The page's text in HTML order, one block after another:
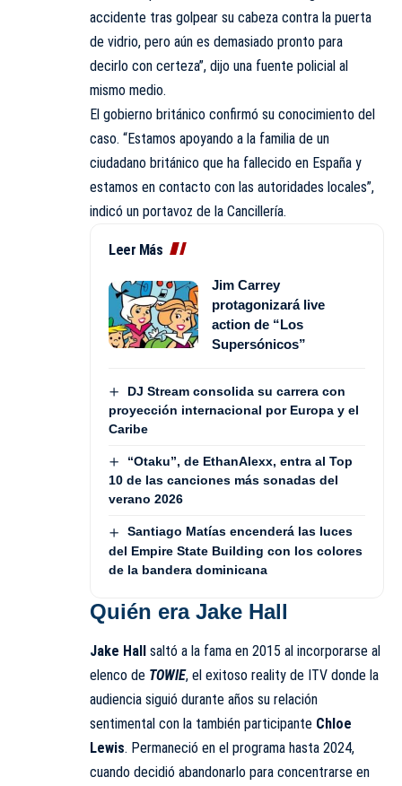
accidente tras golpear su cabeza contra la puerta
de vidrio, pero aún es demasiado pronto para
decirlo con certeza”, dijo una fuente policial al
mismo medio.
El gobierno británico confirmó su conocimiento del
caso. “Estamos apoyando a la familia de un
ciudadano británico que ha fallecido en España y
estamos en contacto con las autoridades locales”,
indicó un portavoz de la Cancillería.
Leer Más
Jim Carrey
protagonizará live
action de “Los
Supersónicos”
DJ Stream consolida su carrera con
proyección internacional por Europa y el
Caribe
“Otaku”, de EthanAlexx, entra al Top
10 de las canciones más sonadas del
verano 2026
Santiago Matías encenderá las luces
del Empire State Building con los colores
de la bandera dominicana
Quién era Jake Hall
Jake Hall saltó a la fama en 2015 al incorporarse al
elenco de TOWIE, el exitoso reality de ITV donde la
audiencia siguió durante años su relación
sentimental con la también participante Chloe
Lewis. Permaneció en el programa hasta 2024,
cuando decidió abandonarlo para concentrarse en